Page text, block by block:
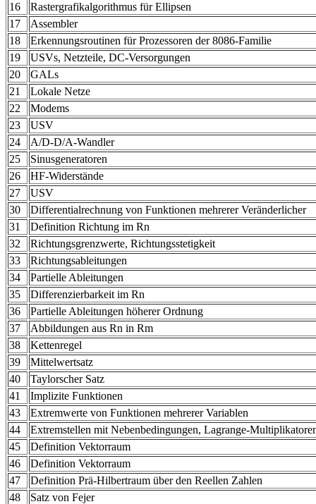
16
Rastergrafikalgorithmus für Ellipsen
17
Assembler
18
Erkennungsroutinen für Prozessoren der 8086-Familie
19
USVs, Netzteile, DC-Versorgungen
20
GALs
21
Lokale Netze
22
Modems
23
USV
24
A/D-D/A-Wandler
25
Sinusgeneratoren
26
HF-Widerstände
27
USV
30
Differentialrechnung von Funktionen mehrerer Veränderlicher
31
Definition Richtung im Rn
32
Richtungsgrenzwerte, Richtungsstetigkeit
33
Richtungsableitungen
34
Partielle Ableitungen
35
Differenzierbarkeit im Rn
36
Partielle Ableitungen höherer Ordnung
37
Abbildungen aus Rn in Rm
38
Kettenregel
39
Mittelwertsatz
40
Taylorscher Satz
41
Implizite Funktionen
43
Extremwerte von Funktionen mehrerer Variablen
44
Extremstellen mit Nebenbedingungen, Lagrange-
45
Definition Vektorraum
46
Definition Vektorraum
47
Definition Prä-Hilbertraum über den Reellen Zahlen
48
Satz von Fejer